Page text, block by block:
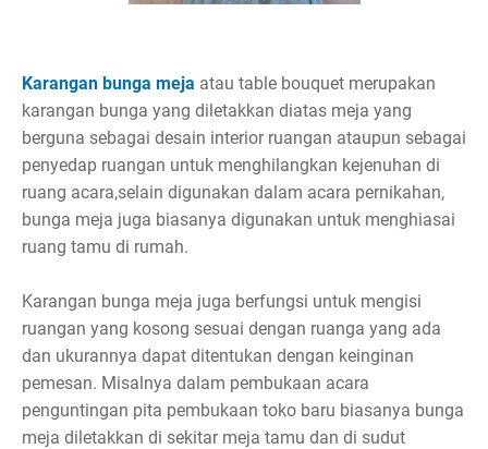
Karangan bunga meja atau table bouquet merupakan
karangan bunga yang diletakkan diatas meja yang
berguna sebagai desain interior ruangan ataupun sebagai
penyedap ruangan untuk menghilangkan kejenuhan di
ruang acara,selain digunakan dalam acara pernikahan,
bunga meja juga biasanya digunakan untuk menghiasai
ruang tamu di rumah.
Karangan bunga meja juga berfungsi untuk mengisi
ruangan yang kosong sesuai dengan ruanga yang ada
dan ukurannya dapat ditentukan dengan keinginan
pemesan. Misalnya dalam pembukaan acara
penguntingan pita pembukaan toko baru biasanya bunga
meja diletakkan di sekitar meja tamu dan di sudut